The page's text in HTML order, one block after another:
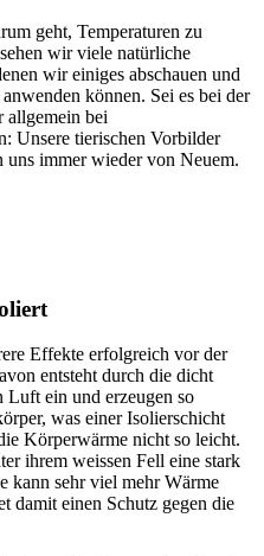
geht, Temperaturen zu
wir viele natürliche
wir einiges abschauen und
können. Sei es bei der
allgemein bei
Unsere tierischen Vorbilder
uns immer wieder von Neuem.
Effekte erfolgreich vor der
entsteht durch die dicht
Luft ein und erzeugen so
was einer Isolierschicht
Körperwärme nicht so leicht.
ihrem weissen Fell eine stark
kann sehr viel mehr Wärme
damit einen Schutz gegen die